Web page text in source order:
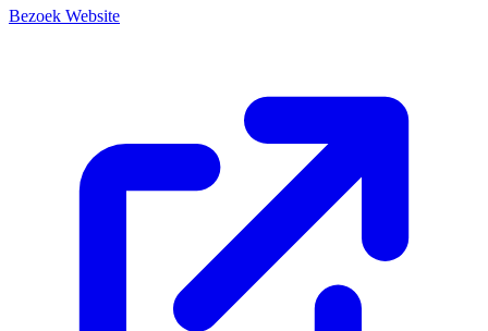
Bezoek Website